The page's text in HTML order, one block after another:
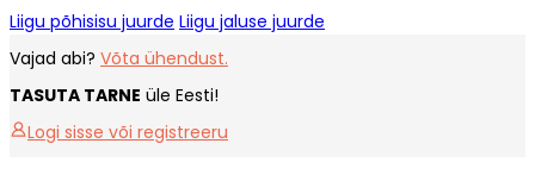
Liigu põhisisu juurde Liigu jaluse juurde
Vajad abi? Võta ühendust.
TASUTA TARNE üle Eesti!
Logi sisse või registreeru